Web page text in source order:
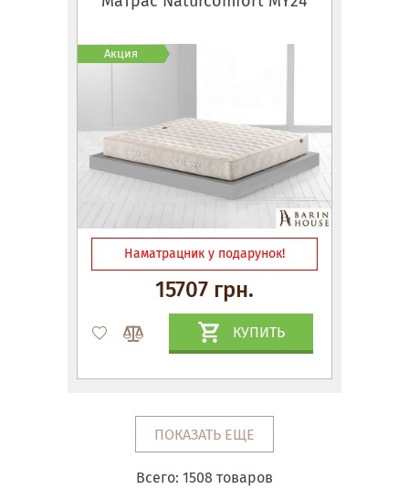
Наматрацник у подарунок!
15707 грн.
КУПИТЬ
Акция
ПОКАЗАТЬ ЕЩЕ
Всего: 1508 товаров